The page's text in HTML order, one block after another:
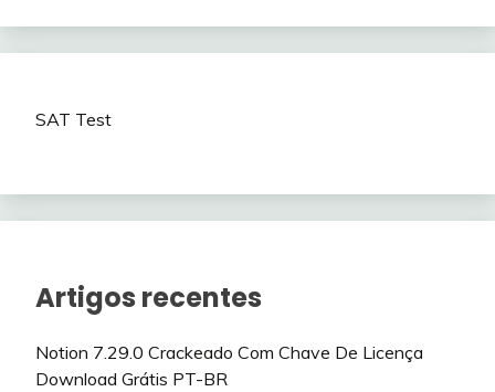
SAT Test
Artigos recentes
Notion 7.29.0 Crackeado Com Chave De Licença
Download Grátis PT-BR